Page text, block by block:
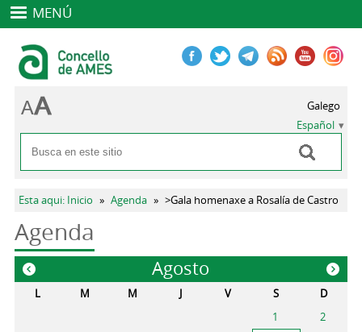
MENÚ
Formulario de búsqueda
Buscar
Galego
Español
Se encuentra usted aquí
Esta aqui: Inicio » Agenda » >Gala homenaxe a Rosalía de Castro
Agenda
Agosto
« »
L M M J V S
D
1
2